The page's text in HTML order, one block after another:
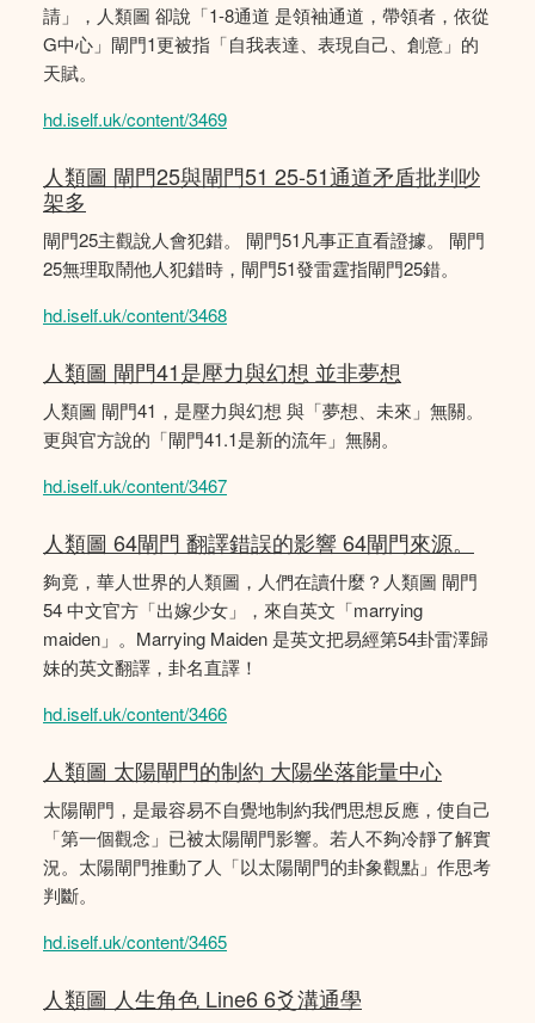
請」，人類圖 卻說「1-8通道 是領袖通道，帶領者，依從
G中心」閘門1更被指「自我表達、表現自己、創意」的
天賦。
hd.iself.uk/content/3469
人類圖 閘門25與閘門51 25-51通道矛盾批判吵
架多
閘門25主觀說人會犯錯。 閘門51凡事正直看證據。 閘門
25無理取鬧他人犯錯時，閘門51發雷霆指閘門25錯。
hd.iself.uk/content/3468
人類圖 閘門41是壓力與幻想 並非夢想
人類圖 閘門41，是壓力與幻想 與「夢想、未來」無關。
更與官方說的「閘門41.1是新的流年」無關。
hd.iself.uk/content/3467
人類圖 64閘門 翻譯錯誤的影響 64閘門來源。
夠竟，華人世界的人類圖，人們在讀什麼？人類圖 閘門
54 中文官方「出嫁少女」，來自英文「marrying
maiden」。Marrying Maiden 是英文把易經第54卦雷澤歸
妹的英文翻譯，卦名直譯！
hd.iself.uk/content/3466
人類圖 太陽閘門的制約 大陽坐落能量中心
太陽閘門，是最容易不自覺地制約我們思想反應，使自己
「第一個觀念」已被太陽閘門影響。若人不夠冷靜了解實
況。太陽閘門推動了人「以太陽閘門的卦象觀點」作思考
判斷。
hd.iself.uk/content/3465
人類圖 人生角色 Line6 6爻溝通學